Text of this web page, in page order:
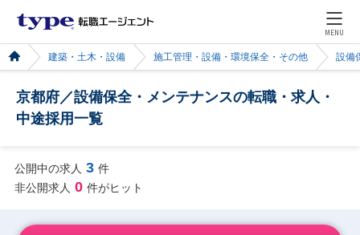
MENU
建築・土木・設備 施工管理・設備・環境保全・その他 設備
京都府／設備保全・メンテナンスの転職・求人・
中途採用一覧
公開中の求人 3 件
非公開求人 0 件がヒット